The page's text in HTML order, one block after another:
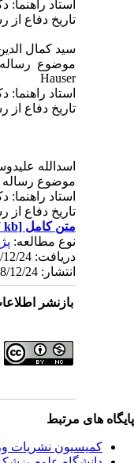
استاد راهنما:
تاریخ دفاع از رساله :
سید کمال
Hauser
استاد راهنما:
تاریخ دفاع از رساله :
اسدالله
موضوع رساله :
استاد راهنما:
تاریخ دفاع از رساله :
متن کامل[PDF 1967 kb]
نوع مطالعه:
انتشار: 1398/12/24
بازنشر اطلاعات
های مرتبط
کمیسیون نشریات